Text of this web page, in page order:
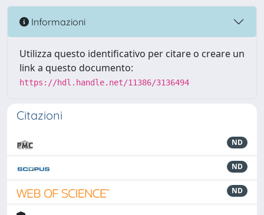
Informazioni
Utilizza questo identificativo per citare o creare un
link a questo documento:
https://hdl.handle.net/11386/3136494
Citazioni
ND
ND
ND